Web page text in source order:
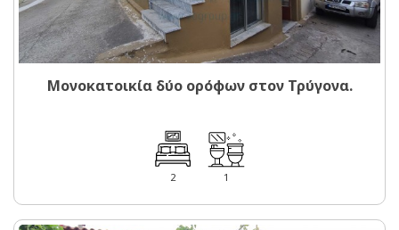
Μονοκατοικία δύο ορόφων στον Τρύγονα.
2 1